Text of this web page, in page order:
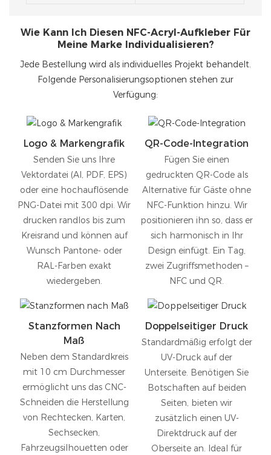
Wie Kann Ich Diesen NFC-Acryl-Aufkleber Für
Meine Marke Individualisieren?
Jede Bestellung wird als individuelles Projekt behandelt.
Folgende Personalisierungsoptionen stehen zur
Verfügung:
Logo & Markengrafik
Senden Sie uns Ihre
Vektordatei (AI, PDF, EPS)
oder eine hochauflösende
PNG-Datei mit 300 dpi. Wir
drucken randlos bis zum
Kreisrand und können auf
Wunsch Pantone- oder
RAL-Farben exakt
wiedergeben.
QR-Code-Integration
Fügen Sie einen
gedruckten QR-Code als
Alternative für Gäste ohne
NFC-Funktion hinzu. Wir
positionieren ihn so, dass er
sich harmonisch in Ihr
Design einfügt. Ein Tag,
zwei Zugriffsmethoden –
NFC und QR.
Stanzformen Nach
Maß
Neben dem Standardkreis
mit 10 cm Durchmesser
ermöglicht uns das CNC-
Schneiden die Herstellung
von Rechtecken, Karten,
Sechsecken,
Fahrzeugsilhouetten oder
Doppelseitiger Druck
Standardmäßig erfolgt der
UV-Druck auf der
Unterseite. Benötigen Sie
Botschaften auf beiden
Seiten, bieten wir
zusätzlich einen UV-
Direktdruck auf der
Oberseite an. Ideal für